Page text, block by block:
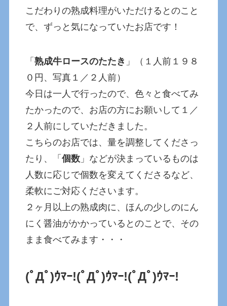
こだわりの熟成料理がいただけるとのこと
で、ずっと気になっていたお店です！
「熟成牛ロースのたたき 」（１人前１９８
０円、写真１／２人前）
今日は一人で行ったので、色々と食べてみ
たかったので、お店の方にお願いして１／
２人前にしていただきました。
こちらのお店では、量を調整してくださっ
たり、「個数 」などが決まっているものは
人数に応じで個数を変えてくださるなど、
柔軟にご対応くださいます。
２ヶ月以上の熟成肉に、ほんの少しのにん
にく醤油がかかっているとのことで、その
まま食べてみます・・・
(ﾟДﾟ)ｳﾏｰ!(ﾟДﾟ)ｳﾏｰ!(ﾟДﾟ)ｳﾏｰ!